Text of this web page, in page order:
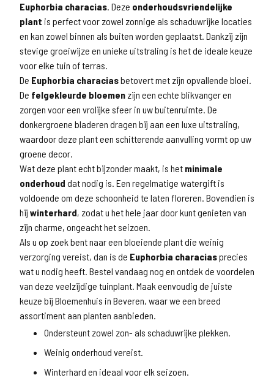
Euphorbia characias. Deze onderhoudsvriendelijke
plant is perfect voor zowel zonnige als schaduwrijke locaties
en kan zowel binnen als buiten worden geplaatst. Dankzij zijn
stevige groeiwijze en unieke uitstraling is het de ideale keuze
voor elke tuin of terras.
De Euphorbia characiasbetovert met zijn opvallende bloei.
De felgekleurde bloemen zijn een echte blikvanger en
zorgen voor een vrolijke sfeer in uw buitenruimte. De
donkergroene bladeren dragen bij aan een luxe uitstraling,
waardoor deze plant een schitterende aanvulling vormt op uw
groene decor.
Wat deze plant echt bijzonder maakt, is het minimale
onderhoud dat nodig is. Een regelmatige watergift is
voldoende om deze schoonheid te laten floreren. Bovendien is
hij winterhard, zodat u het hele jaar door kunt genieten van
zijn charme, ongeacht het seizoen.
Als u op zoek bent naar een bloeiende plant die weinig
verzorging vereist, dan is de Euphorbia characiasprecies
wat u nodig heeft. Bestel vandaag nog en ontdek de voordelen
van deze veelzijdige tuinplant. Maak eenvoudig de juiste
keuze bij Bloemenhuis in Beveren, waar we een breed
assortiment aan planten aanbieden.
Ondersteunt zowel zon- als schaduwrijke plekken.
Weinig onderhoud vereist.
Winterhard en ideaal voor elk seizoen.